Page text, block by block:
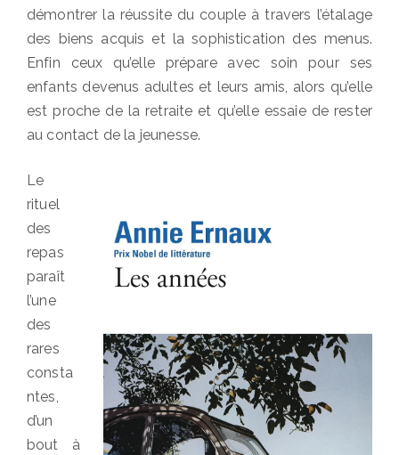
démontrer la réussite du couple à travers l’étalage
des biens acquis et la sophistication des menus.
Enfin ceux qu’elle prépare avec soin pour ses
enfants devenus adultes et leurs amis, alors qu’elle
est proche de la retraite et qu’elle essaie de rester
au contact de la jeunesse.
Le
rituel
des
repas
paraît
l’une
des
rares
consta
ntes,
d’un
bout à